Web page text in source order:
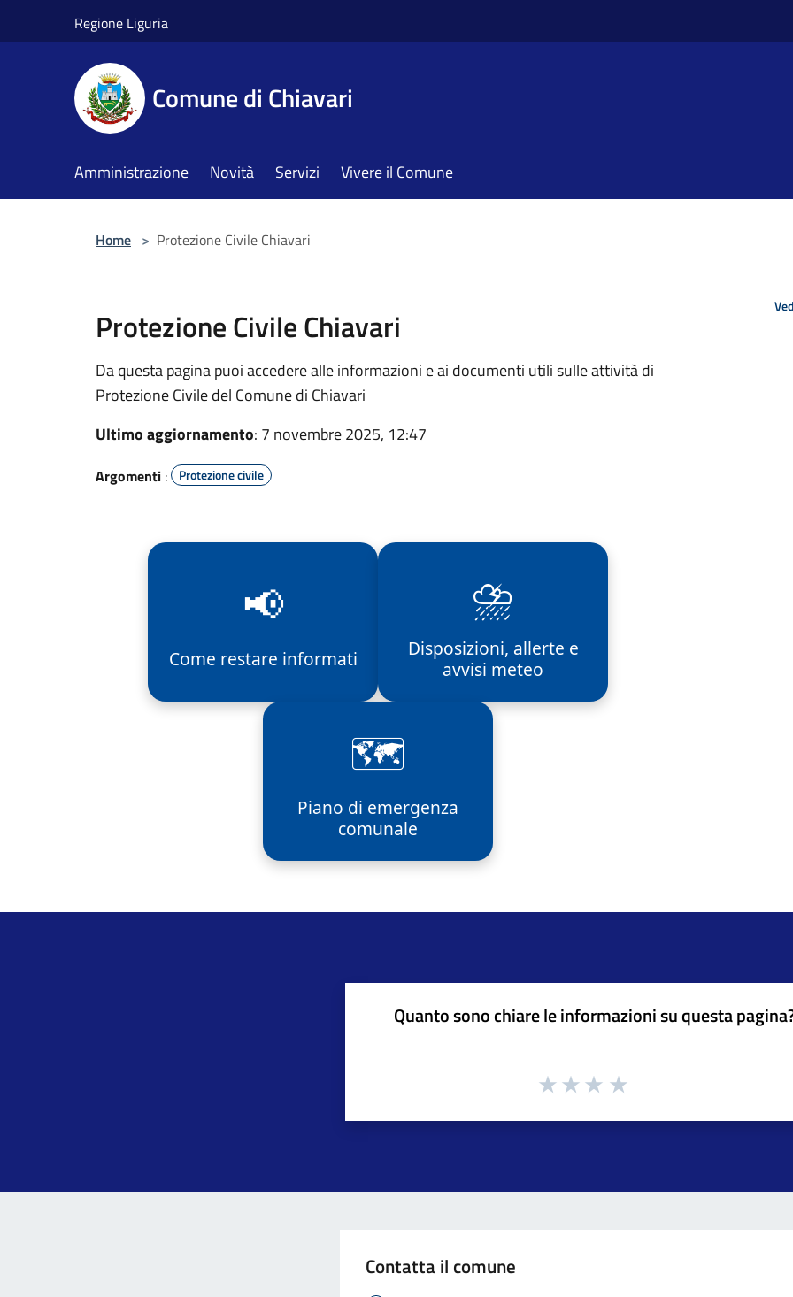
Regione Liguria
Comune di Chiavari
Amministrazione Novità Servizi Vivere il Comune
Home > Protezione Civile Chiavari
Protezione Civile Chiavari
Da questa pagina puoi accedere alle informazioni e ai documenti utili sulle attività di
Protezione Civile del Comune di Chiavari
Ultimo aggiornamento: 7 novembre 2025, 12:47
Argomenti : Protezione civile
📢
Come restare informati
⛈️
Disposizioni, allerte e
avvisi meteo
🗺️
Piano di emergenza
comunale
Quanto sono chiare le informazioni su questa
Contatta il comune